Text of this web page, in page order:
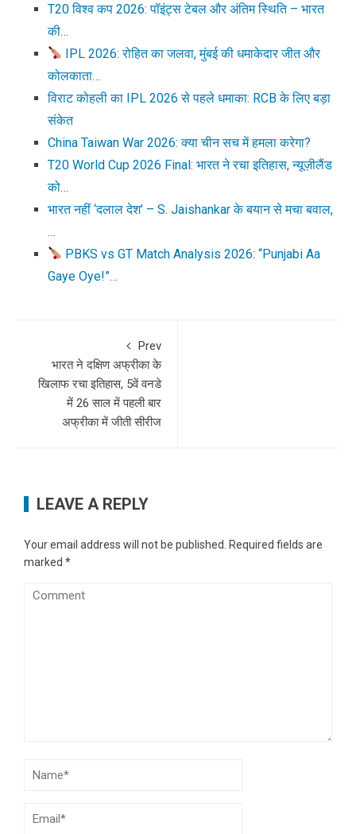
T20 विश्व कप 2026: पॉइंट्स टेबल और अंतिम स्थिति – भारत
की…
IPL 2026: रोहित का जलवा, मुंबई की धमाकेदार जीत और
कोलकाता…
विराट कोहली का IPL 2026 से पहले धमाका: RCB के लिए बड़ा
संकेत
China Taiwan War 2026: क्या चीन सच में हमला करेगा?
T20 World Cup 2026 Final: भारत ने रचा इतिहास, न्यूज़ीलैंड
को…
भारत नहीं ‘दलाल देश’ – S. Jaishankar के बयान से मचा बवाल,
…
PBKS vs GT Match Analysis 2026: “Punjabi Aa
Gaye Oye!”…
Prev
भारत ने दक्षिण अफ्रीका के
खिलाफ रचा इतिहास, 5वें वनडे
में 26 साल में पहली बार
अफ्रीका में जीती सीरीज
LEAVE A REPLY
Your email address will not be published.
Required fields are
marked *